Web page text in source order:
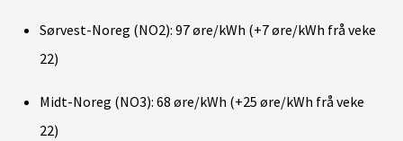
Sørvest-Noreg (NO2): 97 øre/kWh (+7 øre/kWh frå veke
22)
Midt-Noreg (NO3): 68 øre/kWh (+25 øre/kWh frå veke
22)